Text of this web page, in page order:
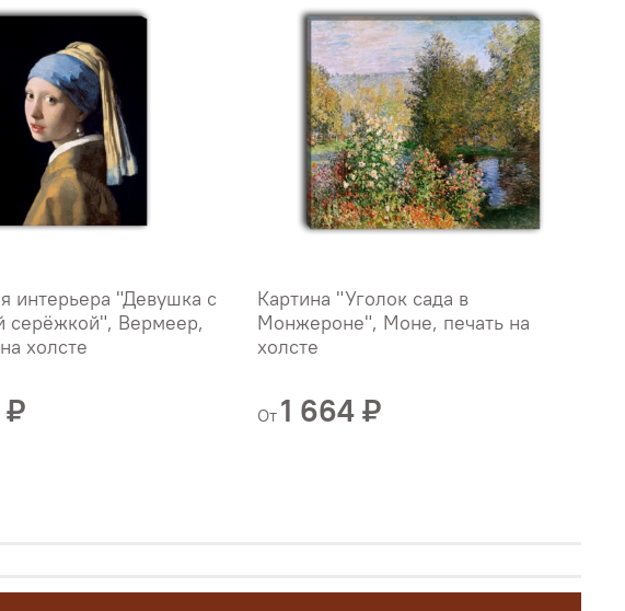
интерьера "Девушка с
серёжкой", Вермеер,
холсте
₽
Картина "Уголок сада в
Монжероне", Моне, печать на
холсте
От 1 664 ₽